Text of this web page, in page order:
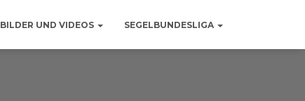
BILDER UND VIDEOS SEGELBUNDESLIGA